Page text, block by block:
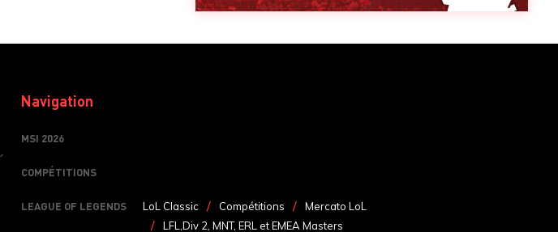
Navigation
MSI 2026
COMPÉTITIONS
LEAGUE OF LEGENDS LoL Classic Compétitions
Mercato LoL
LFL,Div 2, MNT, ERL et EMEA Masters